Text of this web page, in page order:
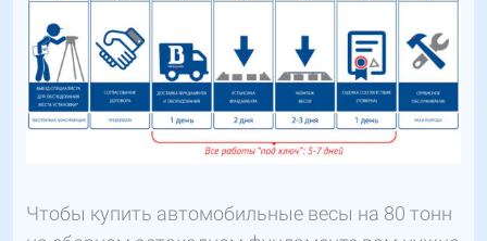
Чтобы купить автомобильные весы на 80 тонн